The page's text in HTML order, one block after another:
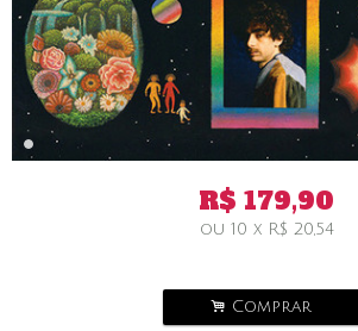
R$ 179,90
ou 10 x R$ 20,54
. Comprar